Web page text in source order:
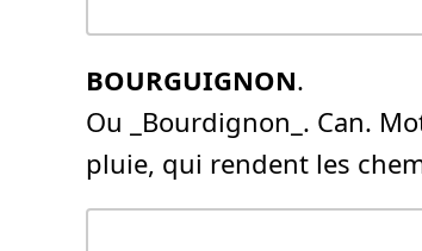
BOURGUIGNON.
Ou _Bourdignon_. Can.
pluie, qui rendent les